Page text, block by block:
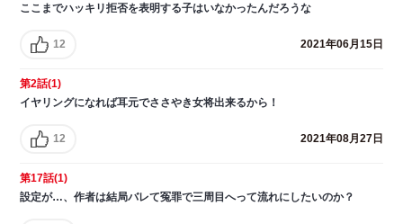
ここまでハッキリ拒否を表明する子はいなかったんだろうな
12 2021年06月15日
第2話(1)
イヤリングになれば耳元でささやき女将出来るから！
12 2021年08月27日
第17話(1)
設定が…、作者は結局バレて冤罪で三周目へって流れにしたいのか？